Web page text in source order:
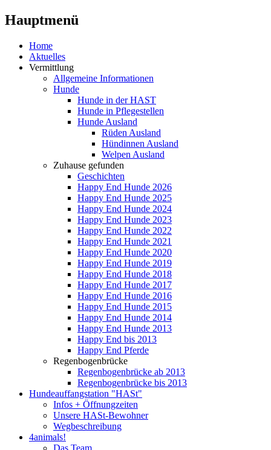
Hauptmenü
Home
Aktuelles
Vermittlung
Allgemeine Informationen
Hunde
Hunde in der HAST
Hunde in Pflegestellen
Hunde Ausland
Rüden Ausland
Hündinnen Ausland
Welpen Ausland
Zuhause gefunden
Geschichten
Happy End Hunde 2026
Happy End Hunde 2025
Happy End Hunde 2024
Happy End Hunde 2023
Happy End Hunde 2022
Happy End Hunde 2021
Happy End Hunde 2020
Happy End Hunde 2019
Happy End Hunde 2018
Happy End Hunde 2017
Happy End Hunde 2016
Happy End Hunde 2015
Happy End Hunde 2014
Happy End Hunde 2013
Happy End bis 2013
Happy End Pferde
Regenbogenbrücke
Regenbogenbrücke ab 2013
Regenbogenbrücke bis 2013
Hundeauffangstation "HASt"
Infos + Öffnungzeiten
Unsere HASt-Bewohner
Wegbeschreibung
4animals!
Das Team